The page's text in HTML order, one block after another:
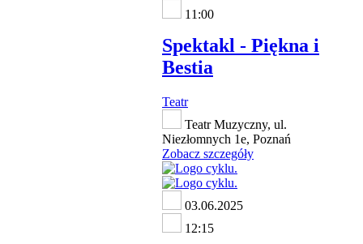
11:00
Spektakl - Piękna i
Bestia
Teatr
Teatr Muzyczny, ul.
Niezłomnych 1e, Poznań
Zobacz szczegóły
03.06.2025
12:15